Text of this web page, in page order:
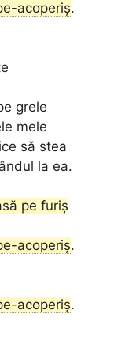
acoperiș.
grele
mele
să stea
la ea.
pe furiș
acoperiș.
acoperiș.